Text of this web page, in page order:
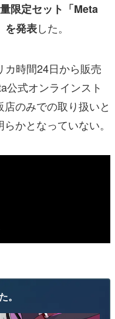
限定セット「Meta
を発表した。
カ時間24日から販売
公式オンラインスト
のみでの取り扱いと
かとなっていない。
。